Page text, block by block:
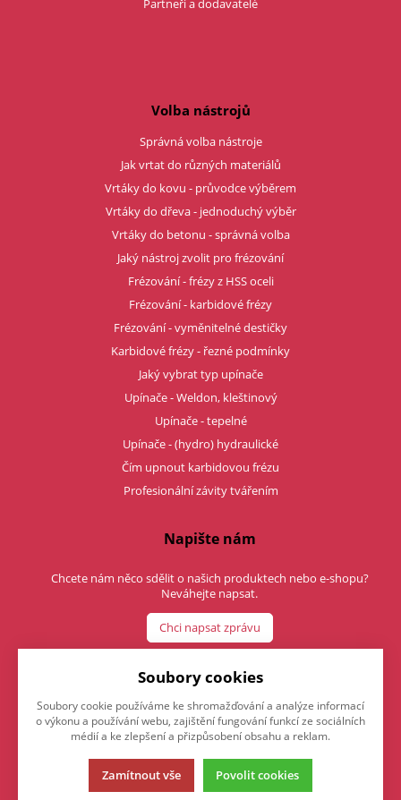
Partneři a dodavatelé
Volba nástrojů
Správná volba nástroje
Jak vrtat do různých materiálů
Vrtáky do kovu - průvodce výběrem
Vrtáky do dřeva - jednoduchý výběr
Vrtáky do betonu - správná volba
Jaký nástroj zvolit pro frézování
Frézování - frézy z HSS oceli
Frézování - karbidové frézy
Frézování - vyměnitelné destičky
Karbidové frézy - řezné podmínky
Jaký vybrat typ upínače
Upínače - Weldon, kleštinový
Upínače - tepelné
Upínače - (hydro) hydraulické
Čím upnout karbidovou frézu
Profesionální závity tvářením
Napište nám
Chcete nám něco sdělit o našich produktech nebo e-shopu?
Neváhejte napsat.
Chci napsat zprávu
Soubory cookies
Soubory cookie používáme ke shromažďování a analýze informací
o výkonu a používání webu, zajištění fungování funkcí ze sociálních
médií a ke zlepšení a přizpůsobení obsahu a reklam.
Zamítnout vše Povolit cookies